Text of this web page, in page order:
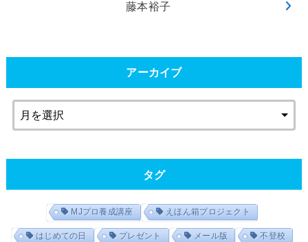
藤本裕子
アーカイブ
タグ
MJプロ養成講座 えほん箱プロジェクト
はじめての日 プレゼント メール版 不登校